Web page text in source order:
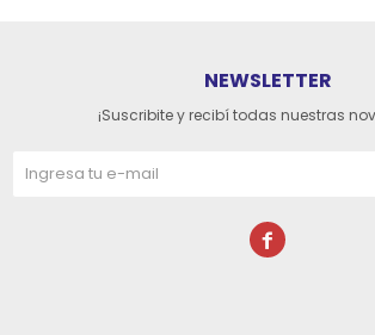
NEWSLETTER
¡Suscribite y recibí todas nuestras
